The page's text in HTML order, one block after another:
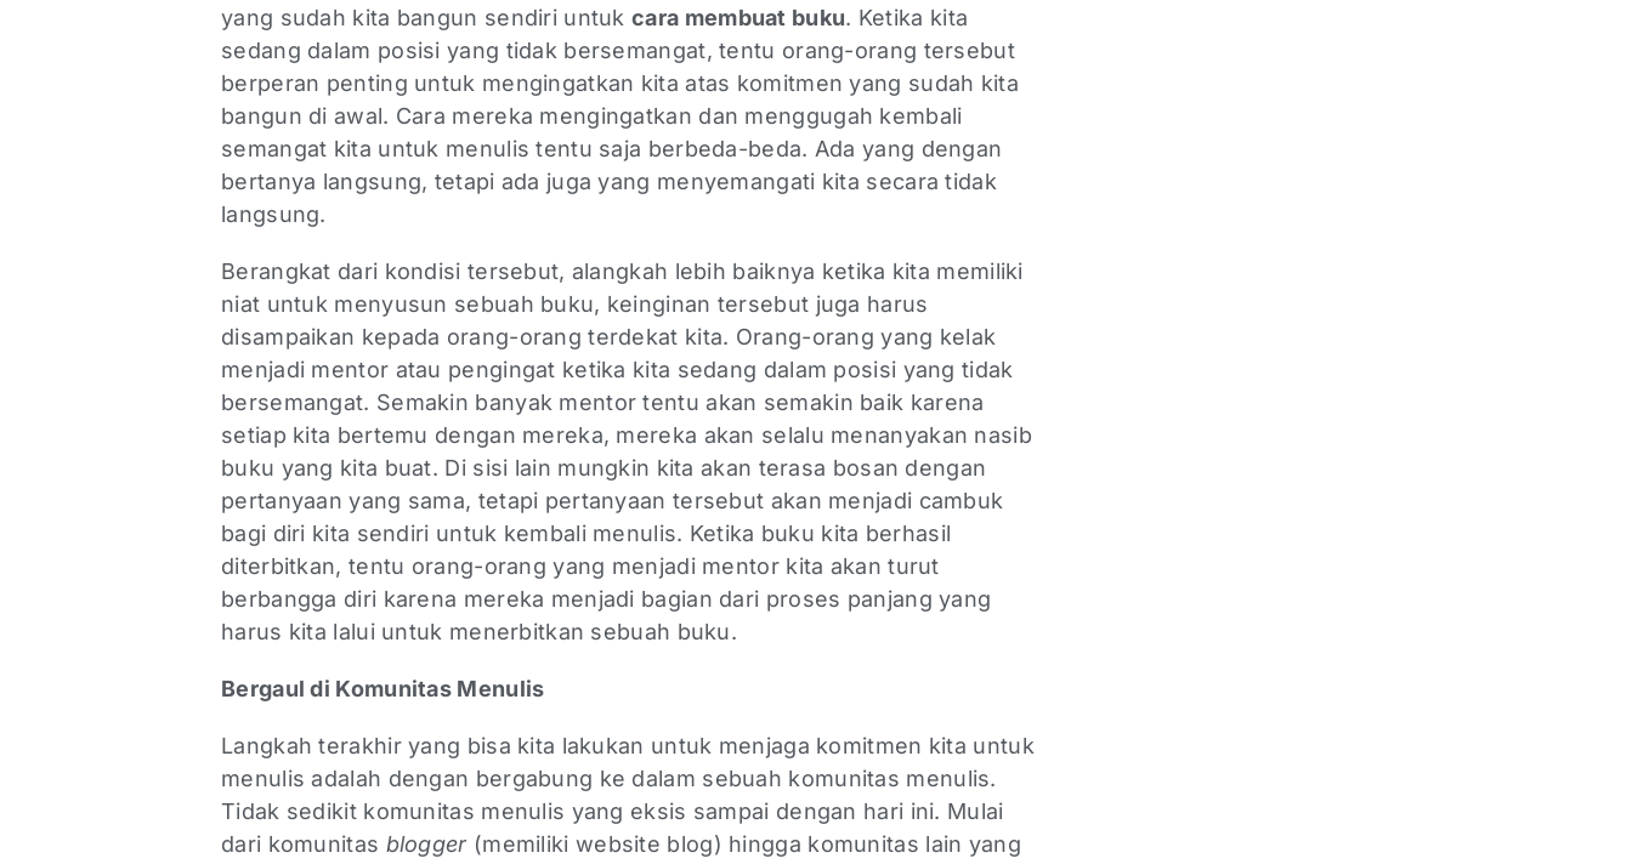
yang sudah kita bangun sendiri untukcara membuat buku. Ketika kita
sedang dalam posisi yang tidak bersemangat, tentu orang-orang tersebut
berperan penting untuk mengingatkan kita atas komitmen yang sudah kita
bangun di awal. Cara mereka mengingatkan dan menggugah kembali
semangat kita untuk menulis tentu saja berbeda-beda. Ada yang dengan
bertanya langsung, tetapi ada juga yang menyemangati kita secara tidak
langsung.
Berangkat dari kondisi tersebut, alangkah lebih baiknya ketika kita memiliki
niat untuk menyusun sebuah buku, keinginan tersebut juga harus
disampaikan kepada orang-orang terdekat kita. Orang-orang yang kelak
menjadi mentor atau pengingat ketika kita sedang dalam posisi yang tidak
bersemangat. Semakin banyak mentor tentu akan semakin baik karena
setiap kita bertemu dengan mereka, mereka akan selalu menanyakan nasib
buku yang kita buat. Di sisi lain mungkin kita akan terasa bosan dengan
pertanyaan yang sama, tetapi pertanyaan tersebut akan menjadi cambuk
bagi diri kita sendiri untuk kembali menulis. Ketika buku kita berhasil
diterbitkan, tentu orang-orang yang menjadi mentor kita akan turut
berbangga diri karena mereka menjadi bagian dari proses panjang yang
harus kita lalui untuk menerbitkan sebuah buku.
Bergaul di Komunitas Menulis
Langkah terakhir yang bisa kita lakukan untuk menjaga komitmen kita untuk
menulis adalah dengan bergabung ke dalam sebuah komunitas menulis.
Tidak sedikit komunitas menulis yang eksis sampai dengan hari ini. Mulai
dari komunitas blogger (memiliki website blog) hingga komunitas lain yang